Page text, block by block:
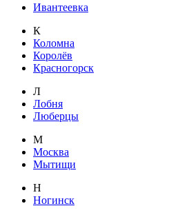
Ивантеевка
К
Коломна
Королёв
Красногорск
Л
Лобня
Люберцы
М
Москва
Мытищи
Н
Ногинск